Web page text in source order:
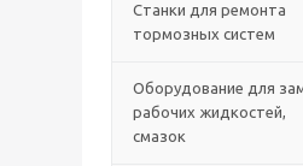
Станки для ремонта
тормозных систем
Оборудование для
рабочих жидкостей,
смазок